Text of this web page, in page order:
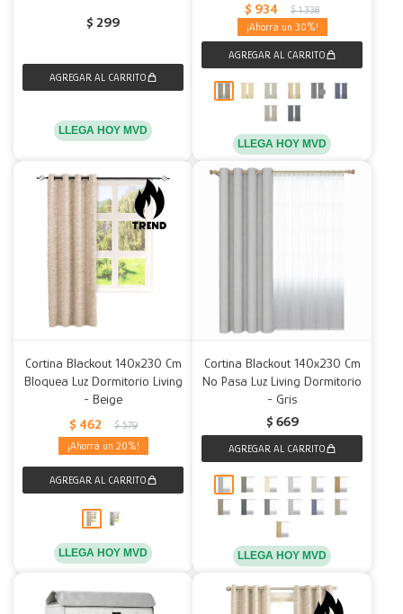
$ 299
LLEGA HOY MVD
$ 934 $ 1.338
30
LLEGA HOY MVD
Cortina Blackout 140x230 Cm
Bloquea Luz Dormitorio Living
- Beige
$ 462 $ 579
20
LLEGA HOY MVD
Cortina Blackout 140x230 Cm
No Pasa Luz Living Dormitorio
- Gris
$ 669
LLEGA HOY MVD